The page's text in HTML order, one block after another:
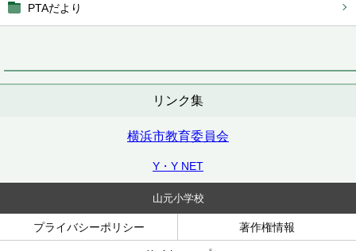
PTAだより
リンク集
横浜市教育委員会
Y・Y NET
山元小学校
プライバシーポリシー 著作権情報